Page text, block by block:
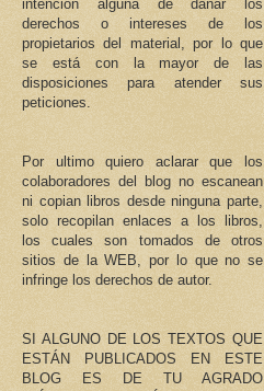
intención alguna de dañar los
derechos o intereses de los
propietarios del material, por lo que
se está con la mayor de las
disposiciones para atender sus
peticiones.
Por ultimo quiero aclarar que los
colaboradores del blog no escanean
ni copian libros desde ninguna parte,
solo recopilan enlaces a los libros,
los cuales son tomados de otros
sitios de la WEB, por lo que no se
infringe los derechos de autor.
SI ALGUNO DE LOS TEXTOS QUE
ESTÁN PUBLICADOS EN ESTE
BLOG ES DE TU AGRADO